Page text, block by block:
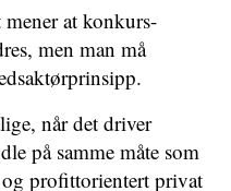
at konkurs-
men man må
når det driver
på samme måte som
profittorientert privat